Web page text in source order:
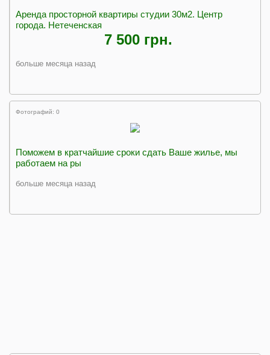
Аренда просторной квартиры студии 30м2. Центр
города. Нетеченская
7 500 грн.
больше месяца назад
Фотографий: 0
Поможем в кратчайшие сроки сдать Ваше жилье, мы
работаем на ры
больше месяца назад